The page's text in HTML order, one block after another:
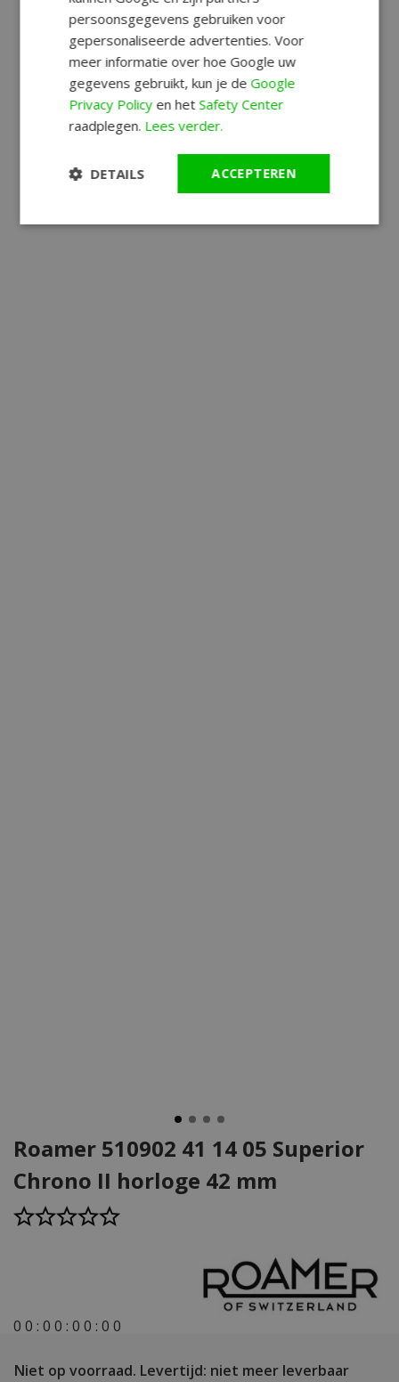
Roamer 510902 41 14 05 Superior
Chrono II horloge 42 mm
0 0 : 0 0 : 0 0 : 0 0
Niet op voorraad. Levertijd: niet meer leverbaar
persoonsgegevens gebruiken voor
gepersonaliseerde advertenties. Voor
meer informatie over hoe Google uw
gegevens gebruikt, kun je deGoogle
Privacy Policyen hetSafety Center
raadplegen. Lees verder.
ACCEPTEREN
DETAILS